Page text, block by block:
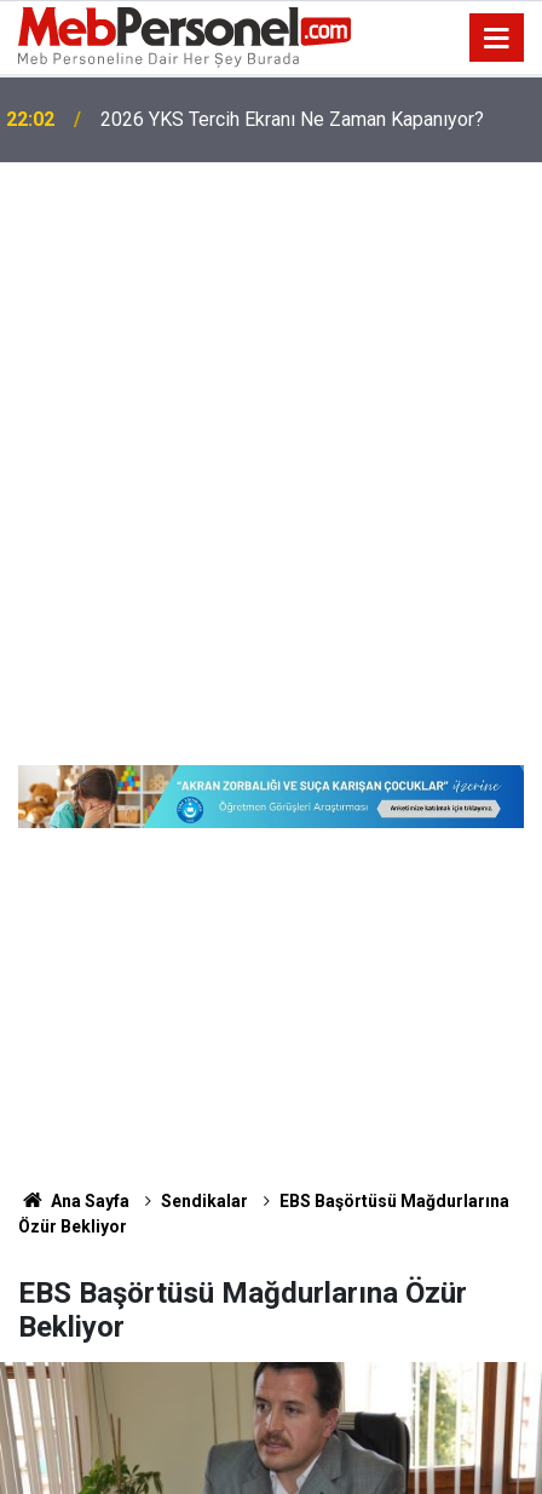
22:02 2026 YKS Tercih Ekranı Ne Zaman Kapanıyor?
Ana Sayfa Sendikalar
EBS Başörtüsü Mağdurlarına
Özür Bekliyor
EBS Başörtüsü Mağdurlarına Özür
Bekliyor